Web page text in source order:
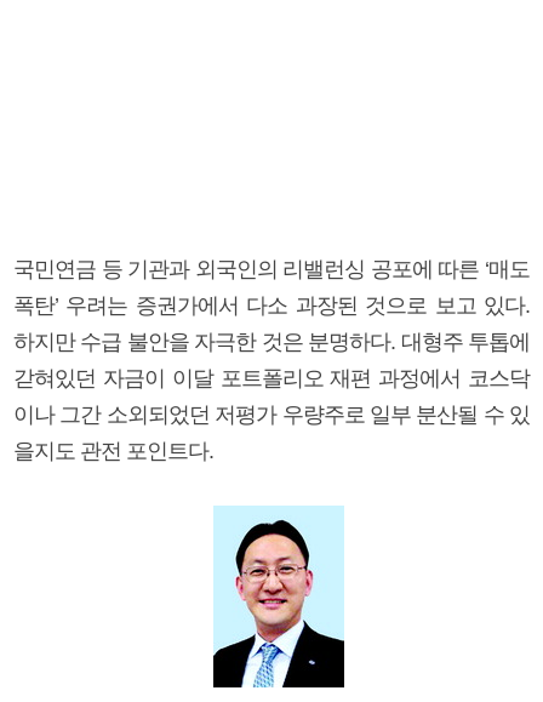
국민연금 등 기관과 외국인의 리밸런싱 공포에 따른 ‘매도
폭탄’ 우려는 증권가에서 다소 과장된 것으로 보고 있다.
하지만 수급 불안을 자극한 것은 분명하다. 대형주 투톱에
갇혀있던 자금이 이달 포트폴리오 재편 과정에서 코스닥
이나 그간 소외되었던 저평가 우량주로 일부 분산될 수 있
을지도 관전 포인트다.